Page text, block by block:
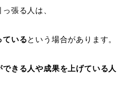
張る人は、
ているという場合があります。
できる人や成果を上げている人